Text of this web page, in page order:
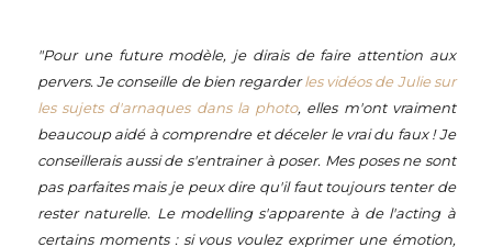
"Pour une future modèle, je dirais de faire attention aux
pervers. Je conseille de bien regarderles vidéos de Julie sur
les sujets d'arnaques dans la photo, elles m'ont vraiment
beaucoup aidé à comprendre et déceler le vrai du faux ! Je
conseillerais aussi de s'entrainer à poser. Mes poses ne sont
pas parfaites mais je peux dire qu'il faut toujours tenter de
rester naturelle. Le modelling s'apparente à de l'acting à
certains moments : si vous voulez exprimer une émotion,